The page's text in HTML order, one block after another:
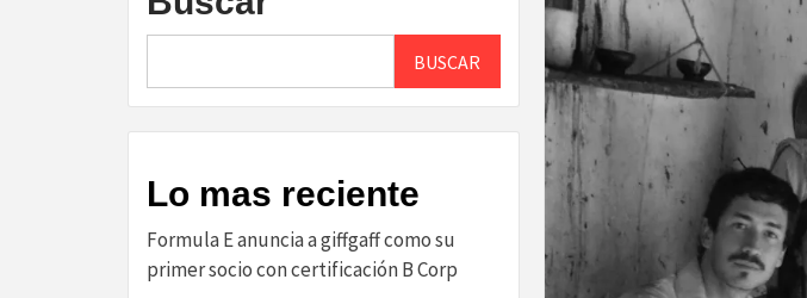
BUSCAR
Lo mas reciente
​Formula E anuncia a giffgaff como su
primer socio con certificación B Corp​